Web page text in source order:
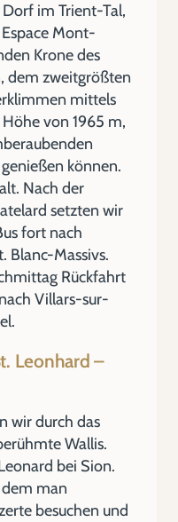
im Trient-Tal,
Mont-
Krone des
dem zweitgrößten
mittels
von 1965 m,
können.
Nach der
setzten wir
fort nach
Blanc-Massivs.
Rückfahrt
Villars-sur-
Leonhard –
wir durch das
Wallis.
bei Sion.
man
besuchen und